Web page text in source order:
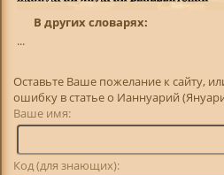
В других словарях:
...
Оставьте Ваше пожелание к сайту,
ошибку в статье о Ианнуарий
Ваше имя:
Код (для знающих):